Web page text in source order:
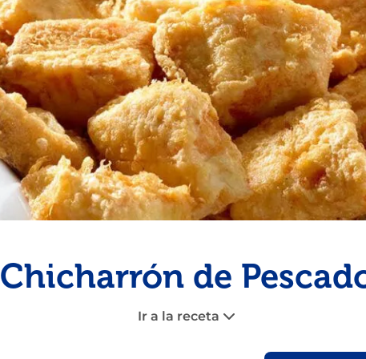
Tarta
Pudin
Pescado
Camarón
Chicharrón de
Ir a la receta